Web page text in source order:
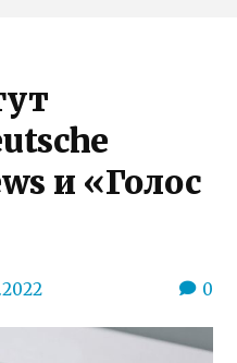
и «Голос
0